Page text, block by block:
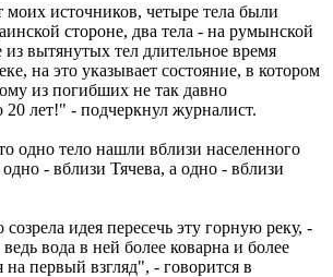
источников, четыре тела были
стороне, два тела - на румынской
вытянутых тел длительное время
на это указывает состояние, в котором
из погибших не так давно
20 лет!" - подчеркнул журналист.
одно тело нашли вблизи населенного
- вблизи Тячева, а одно - вблизи
идея пересечь эту горную реку, -
ведь вода в ней более коварна и более
на первый взгляд", - говорится в